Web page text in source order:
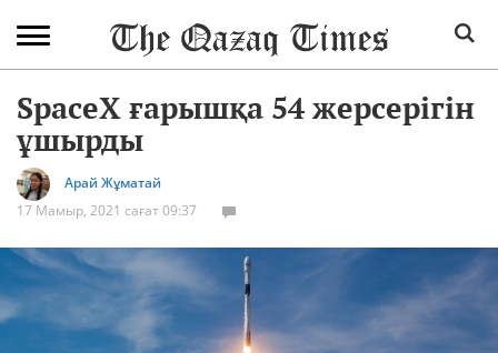
SpaceX ғарышқа 54 жерсерігін
ұшырды
Арай Жұматай
17 Мамыр, 2021 сағат 09:37